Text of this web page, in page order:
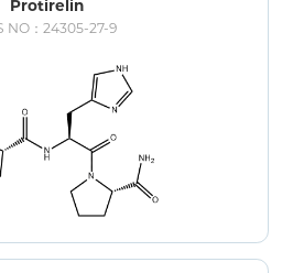
Protirelin
NO：24305-27-9